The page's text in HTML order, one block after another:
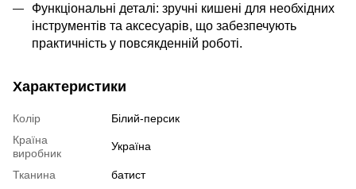
Функціональні деталі: зручні кишені для необхідних
інструментів та аксесуарів, що забезпечують
практичність у повсякденній роботі.
Характеристики
Колір
Білий-персик
Країна
виробник
Україна
Тканина
батист